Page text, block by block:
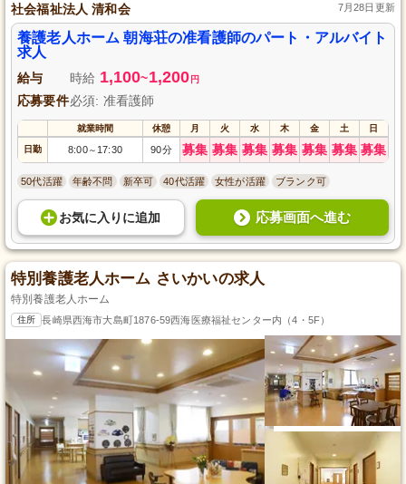
社会福祉法人 清和会 7月28日更新
養護老人ホーム 朝海荘の准看護師のパート・アルバイト
求人
給与 時給 1,100~1,200 円
応募要件必須: 准看護師
就業時間 休憩 月 火 水 木 金 土 日
日勤 8:00～ 17:30 90分 募集 募集 募集 募集 募集 募集 募集
50代活躍 年齢不問 新卒可 40代活躍 女性が活躍 ブランク可
お気に入り に追加 応募画面へ進む
特別養護老人ホーム さいかいの求人
特別養護老人ホーム
住所 長崎県西海市大島町1876-59西海医療福祉センター内（4・5F）